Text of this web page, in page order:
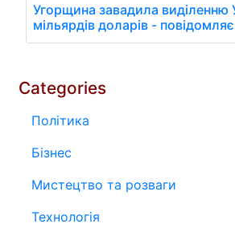
Угорщина завадила виділенню
мільярдів доларів -
Categories
Політика
Бізнес
Мистецтво та розваги
Технологія